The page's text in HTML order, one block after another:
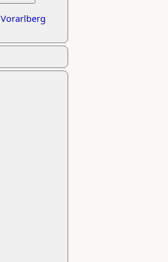
Vorarlberg